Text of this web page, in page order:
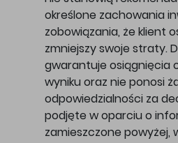
określone zachowania
zobowiązania, że klient
zmniejszy swoje straty.
gwarantuje osiągnięcia
wyniku oraz nie ponosi
odpowiedzialności za
podjęte w oparciu o
zamieszczone powyżej,